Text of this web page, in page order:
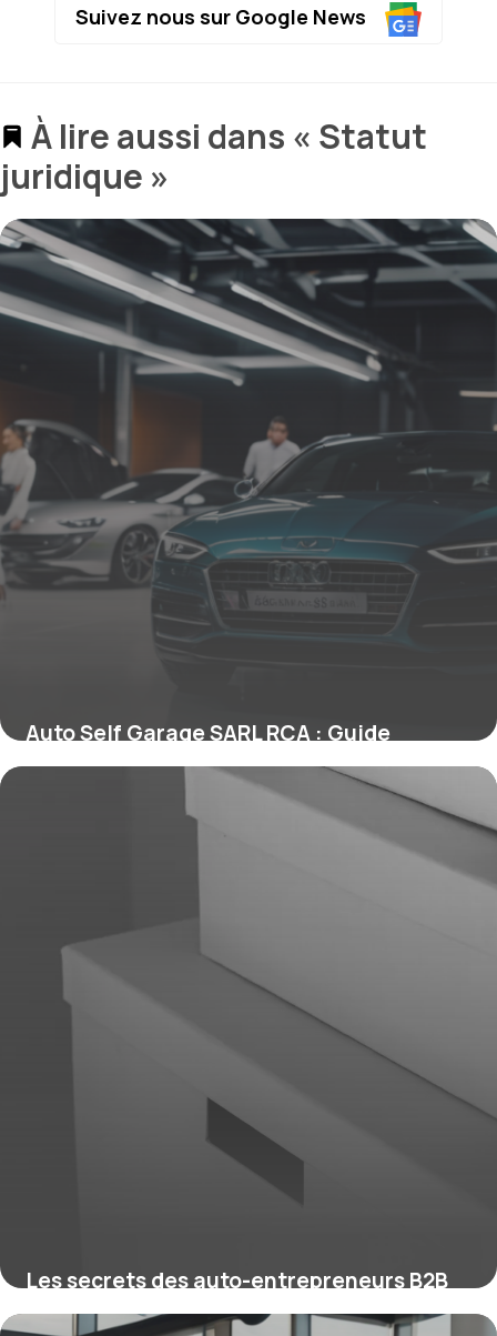
Suivez nous sur Google News
À lire aussi dans « Statut
juridique »
Auto Self Garage SARL RCA : Guide
Création
Les secrets des auto-entrepreneurs B2B
qui explosent leur CA